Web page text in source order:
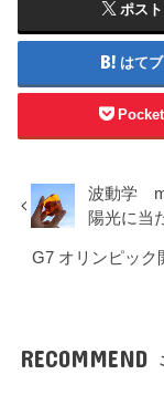
ポスト
はてブ
Pocket
波動学
陽光に当
G7 オリンピッ
RECOMMEND